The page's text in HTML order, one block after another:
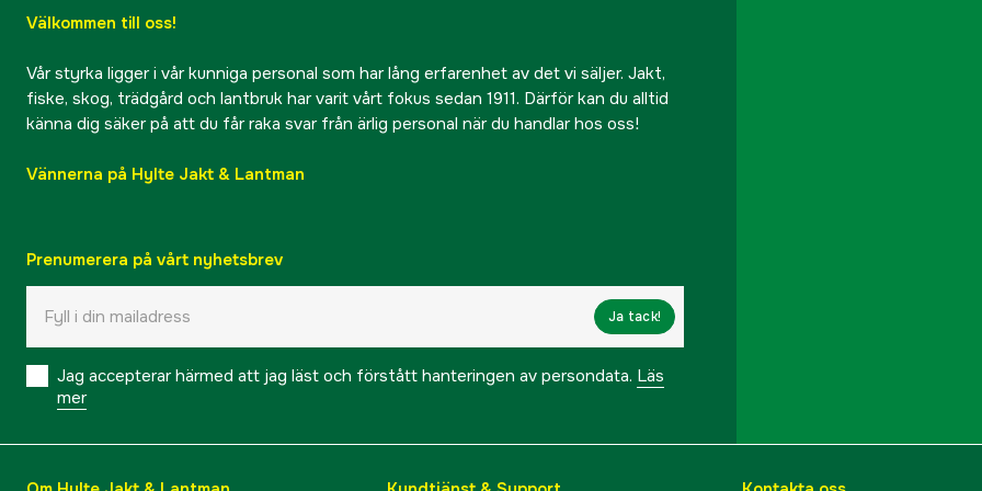
Välkommen till oss!
Vår styrka ligger i vår kunniga personal som har lång erfarenhet av det vi säljer. Jakt,
fiske, skog, trädgård och lantbruk har varit vårt fokus sedan 1911. Därför kan du alltid
känna dig säker på att du får raka svar från ärlig personal när du handlar hos oss!
Vännerna på Hylte Jakt & Lantman
Prenumerera på vårt nyhetsbrev
Ja tack!
Jag accepterar härmed att jag läst och förstått hanteringen av persondata. Läs
mer